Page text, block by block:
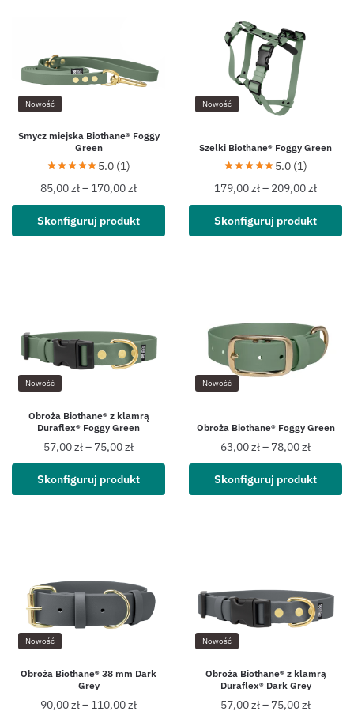
Nowość
Smycz miejska Biothane® Foggy
Green
5.0 (1)
85,00zł– 170,00zł
Skonfiguruj produkt
Nowość
Szelki Biothane® Foggy Green
5.0 (1)
179,00zł– 209,00zł
Skonfiguruj produkt
Nowość
Obroża Biothane® z klamrą
Duraflex® Foggy Green
57,00zł– 75,00zł
Skonfiguruj produkt
Nowość
Obroża Biothane® Foggy Green
63,00zł– 78,00zł
Skonfiguruj produkt
Nowość
Obroża Biothane® 38 mm Dark
Grey
90,00zł– 110,00zł
Nowość
Obroża Biothane® z klamrą
Duraflex® Dark Grey
57,00zł– 75,00zł